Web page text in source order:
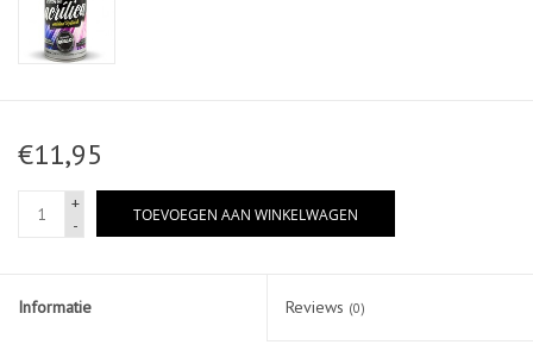
€11,95
+
-
TOEVOEGEN AAN WINKELWAGEN
Informatie Reviews (0)